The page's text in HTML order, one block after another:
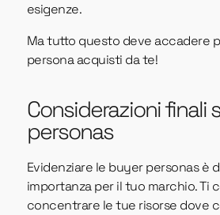
esigenze.
Ma tutto questo deve accadere
persona acquisti da te!
Considerazioni finali
personas
Evidenziare le buyer personas è
importanza per il tuo marchio. Ti
concentrare le tue risorse dove